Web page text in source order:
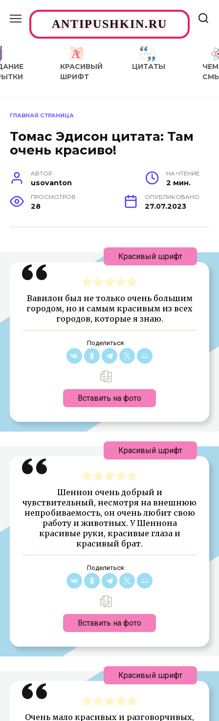
содержаниюANTIPUSHKIN.RU
КРАСИВЫЙ
ШРИФТ
ЦИТАТЫ
ЧЕМ
ГЛАВНАЯ СТРАНИЦА
Томас Эдисон цитата: Там
очень красиво!
АВТОР
usovanton
НА ЧТЕНИЕ
2 мин.
ПРОСМОТРОВ
28
ОПУБЛИКОВАНО
27.07.2023
Вавилон был не только очень большим
городом, но и самым красивым из всех
городов, которые я знаю.
Поделиться:
Вставить на фото
Красивый шрифт
Шеннон очень добрый и
чувствительный, несмотря на внешнюю
непробиваемость, он очень любит свою
работу и животных. У Шеннона
красивые руки, красивые глаза и
красивый брат.
Поделиться:
Вставить на фото
Красивый шрифт
Очень мало красивых и разговорчивых,
Красивый шрифт